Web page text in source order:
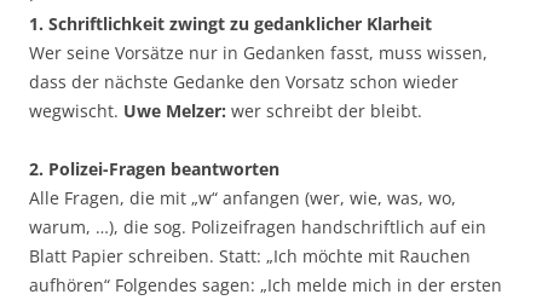
1. Schriftlichkeit zwingt zu gedanklicher Klarheit
Wer seine Vorsätze nur in Gedanken fasst, muss wissen,
dass der nächste Gedanke den Vorsatz schon wieder
wegwischt. Uwe Melzer: wer schreibt der bleibt.
2. Polizei-Fragen beantworten
Alle Fragen, die mit „w“ anfangen (wer, wie, was, wo,
warum, …), die sog. Polizeifragen handschriftlich auf ein
Blatt Papier schreiben. Statt: „Ich möchte mit Rauchen
aufhören“ Folgendes sagen: „Ich melde mich in der ersten